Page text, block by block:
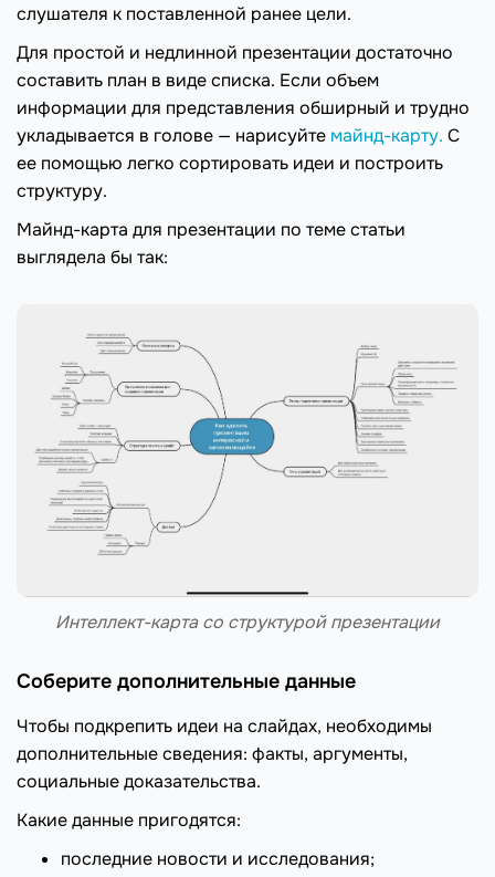
слушателя к поставленной ранее цели.
Для простой и недлинной презентации достаточно
составить план в виде списка. Если объем
информации для представления обширный и трудно
укладывается в голове — нарисуйте майнд-карту. С
ее помощью легко сортировать идеи и построить
структуру.
Майнд-карта для презентации по теме статьи
выглядела бы так:
Интеллект-карта со структурой презентации
Соберите дополнительные данные
Чтобы подкрепить идеи на слайдах, необходимы
дополнительные сведения: факты, аргументы,
социальные доказательства.
Какие данные пригодятся:
последние новости и исследования;